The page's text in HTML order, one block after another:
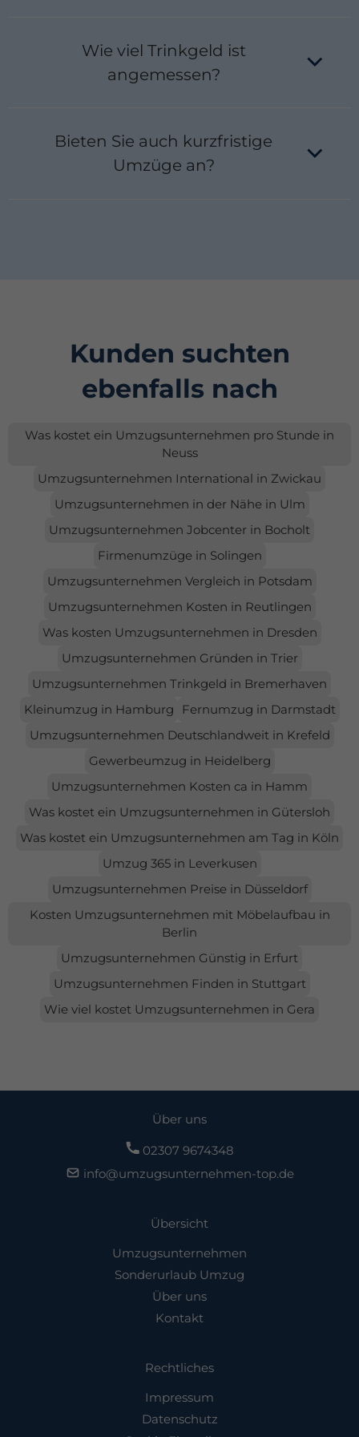
Leistungsbezieher. Wir erstellen die notwendigen
Kostenvoranschläge und kümmern uns um die
Wie viel Trinkgeld ist
angemessen?
natürlich freiwillig, wird aber vom Team geschätzt.
Bieten Sie auch kurzfristige
Umzüge an?
Kunden suchten
ebenfalls nach
Was kostet ein Umzugsunternehmen pro Stunde in
Neuss
Umzugsunternehmen International in Zwickau
Umzugsunternehmen in der Nähe in Ulm
Umzugsunternehmen Jobcenter in Bocholt
Firmenumzüge in Solingen
Umzugsunternehmen Vergleich in Potsdam
Umzugsunternehmen Kosten in Reutlingen
Was kosten Umzugsunternehmen in Dresden
Umzugsunternehmen Gründen in Trier
Umzugsunternehmen Trinkgeld in Bremerhaven
Kleinumzug in Hamburg
Fernumzug in Darmstadt
Umzugsunternehmen Deutschlandweit in Krefeld
Gewerbeumzug in Heidelberg
Umzugsunternehmen Kosten ca in Hamm
Was kostet ein Umzugsunternehmen in Gütersloh
Was kostet ein Umzugsunternehmen am Tag in Köln
Umzug 365 in Leverkusen
Umzugsunternehmen Preise in Düsseldorf
Kosten Umzugsunternehmen mit Möbelaufbau in
Berlin
Umzugsunternehmen Günstig in Erfurt
Umzugsunternehmen Finden in Stuttgart
Wie viel kostet Umzugsunternehmen in Gera
Über uns
02307 9674348
info@umzugsunternehmen-top.de
Übersicht
Umzugsunternehmen
Sonderurlaub Umzug
Über uns
Kontakt
Rechtliches
Impressum
Datenschutz